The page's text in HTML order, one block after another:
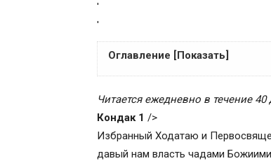
'
'
Оглавление [Показать]
Текст акафиста за
О том, как правильно читать
Кондак 1
Читается ежедневно в течение
Кондак 1 />
Избранный Ходатаю и
давый нам власть чадами